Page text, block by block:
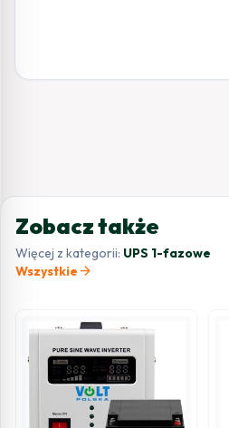
Zobacz także
Więcej z kategorii: UPS 1-fazowe
Wszystkie arrow_forward